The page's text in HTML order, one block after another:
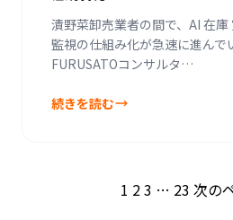
漬野菜卸売業者の間で、AI 在
監視の仕組み化が急速に進んで
FURUSATOコンサルタ…
続きを読む
投
1 23 … 23 次の